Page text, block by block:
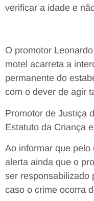
verificar a idade e
O promotor
motel acarreta a
permanente do
com o dever de agir
Promotor de Justiça
Estatuto da Criança
Ao informar que
alerta ainda que o
ser responsabilizado
caso o crime ocorra